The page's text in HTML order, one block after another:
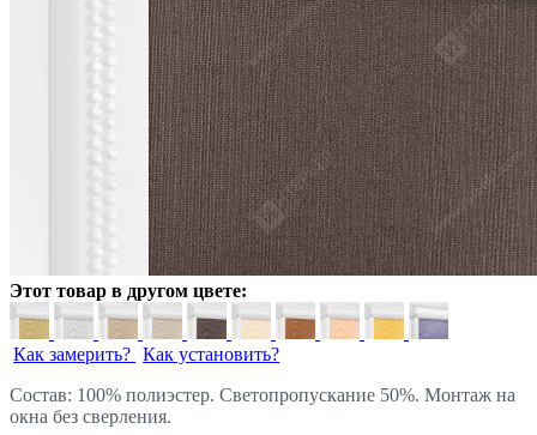
Этот товар в другом цвете:
Как замерить? Как установить?
Состав: 100% полиэстер. Светопропускание 50%. Монтаж на
окна без сверления.